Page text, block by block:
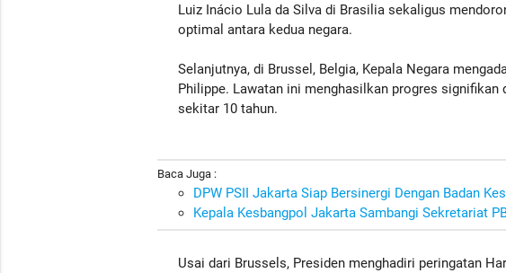
Luiz Inácio Lula da Silva di Brasilia sekaligus
optimal antara kedua negara.
Selanjutnya, di Brussel, Belgia, Kepala Negara
Philippe. Lawatan ini menghasilkan progres signifikan
sekitar 10 tahun.
Baca Juga :
DPW PSII Jakarta Siap Bersinergi Dengan Badan
Kepala Kesbangpol Jakarta Sambangi Sekretariat
Usai dari Brussels, Presiden menghadiri peringatan